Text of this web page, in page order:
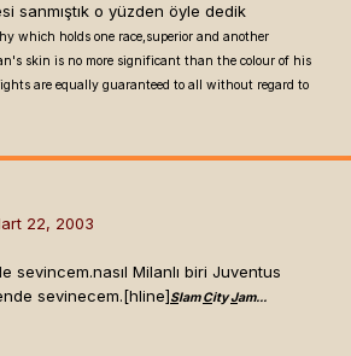
sanmıştık o yüzden öyle dedik
which holds one race,superior and another
skin is no more significant than the colour of his
are equally guaranteed to all without regard to
22, 2003
sevincem.nasıl Milanlı biri Juventus
sevinecem.[hline]SlamCityJam...